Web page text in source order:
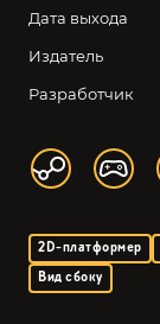
Дата выхода
Издатель
Разработчик
2D-платформер
Вид сбоку